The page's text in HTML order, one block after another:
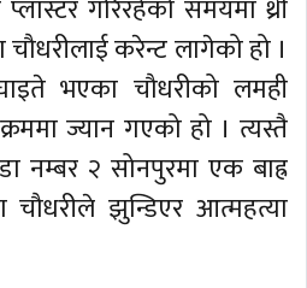
गरिरहेको समयमा थ्री
करेन्ट लागेको हो ।
भएका चौधरीको लमही
ज्यान गएको हो । त्यस्तै
नम्बर २ सोनपुरमा एक बाह्र
चौधरीले झुन्डिएर आत्महत्या